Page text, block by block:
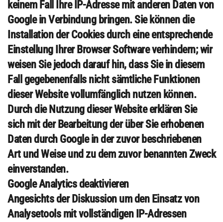
keinem Fall Ihre IP-Adresse mit anderen Daten von
Google in Verbindung bringen. Sie können die
Installation der Cookies durch eine entsprechende
Einstellung Ihrer Browser Software verhindern; wir
weisen Sie jedoch darauf hin, dass Sie in diesem
Fall gegebenenfalls nicht sämtliche Funktionen
dieser Website vollumfänglich nutzen können.
Durch die Nutzung dieser Website erklären Sie
sich mit der Bearbeitung der über Sie erhobenen
Daten durch Google in der zuvor beschriebenen
Art und Weise und zu dem zuvor benannten Zweck
einverstanden.
Google Analytics deaktivieren
Angesichts der Diskussion um den Einsatz von
Analysetools mit vollständigen IP-Adressen